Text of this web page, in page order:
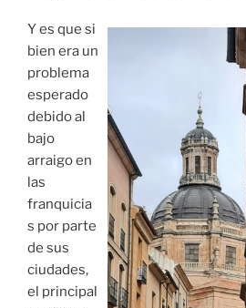
Y es que si
bien era un
problema
esperado
debido al
bajo
arraigo en
las
franquicia
s por parte
de sus
ciudades,
el principal